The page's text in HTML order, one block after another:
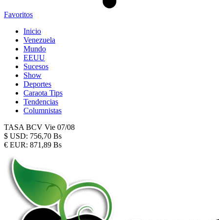
Favoritos
Inicio
Venezuela
Mundo
EEUU
Sucesos
Show
Deportes
Caraota Tips
Tendencias
Columnistas
TASA BCV Vie 07/08
$ USD: 756,70 Bs
€ EUR: 871,89 Bs